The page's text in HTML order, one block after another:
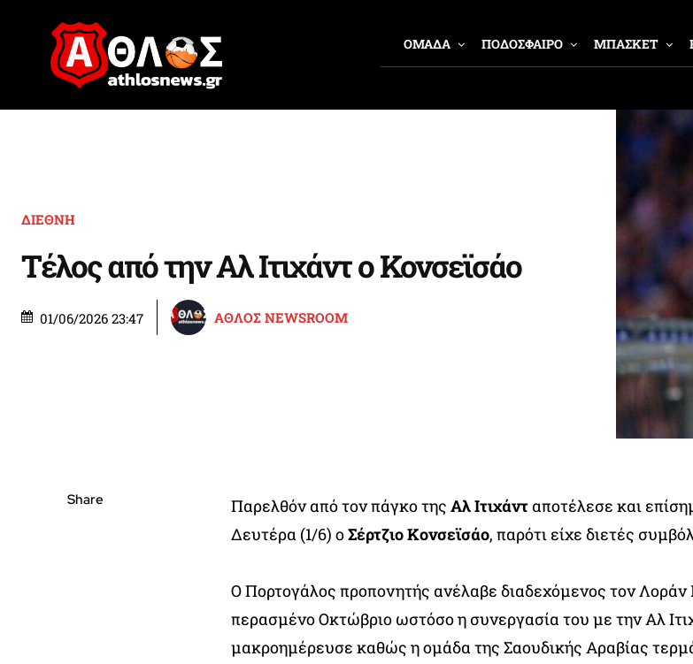
ΟΜΑΔΑ ΠΟΔΟΣΦΑΙΡΟ ΜΠΑΣΚΕΤ
ΔΙΕΘΝΗ
Τέλος από την Αλ Ιτιχάντ ο Κονσεϊσάο
01/06/2026 23:47 ΑΘΛΟΣ NEWSROOM
Share Παρελθόν από τον πάγκο της Αλ Ιτιχάνταποτέλεσε και
Δευτέρα (1/6) οΣέρτζιο Κονσεϊσάο, παρότι είχε διετές
Ο Πορτογάλος προπονητής ανέλαβε διαδεχόμενος τον
περασμένο Οκτώβριο ωστόσο η συνεργασία του με την Αλ
μακροημέρευσε καθώς η ομάδα της Σαουδικής Αραβίας